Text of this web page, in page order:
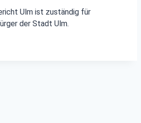
Ulm ist zuständig für
der Stadt Ulm.